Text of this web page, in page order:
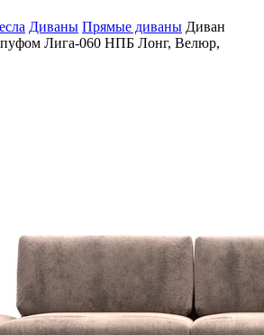
Диваны Прямые диваны Диван
Лига-060 НПБ Лонг, Велюр,